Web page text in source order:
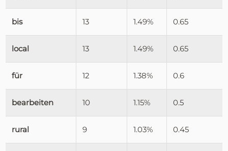
bis 13 1.49% 0.65
local 13 1.49% 0.65
für 12 1.38% 0.6
bearbeiten 10 1.15% 0.5
rural 9 1.03% 0.45